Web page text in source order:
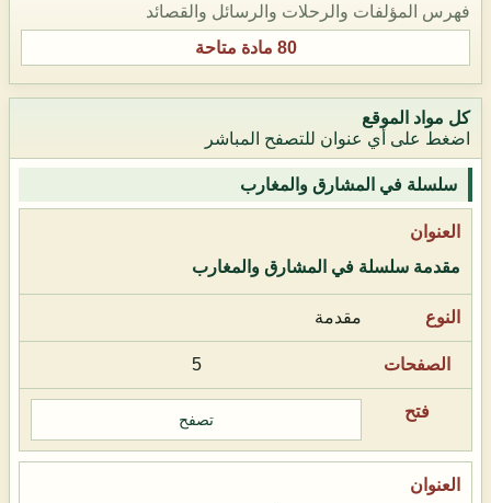
فهرس المؤلفات والرحلات والرسائل والقصائد
80 مادة متاحة
كل مواد الموقع
اضغط على أي عنوان للتصفح المباشر
سلسلة في المشارق والمغارب
مقدمة سلسلة في المشارق والمغارب
مقدمة
5
تصفح